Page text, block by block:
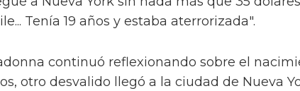
Tenía 19 años y estaba aterrorizada".
continuó reflexionando sobre el
otro desvalido llegó a la ciudad de Nueva